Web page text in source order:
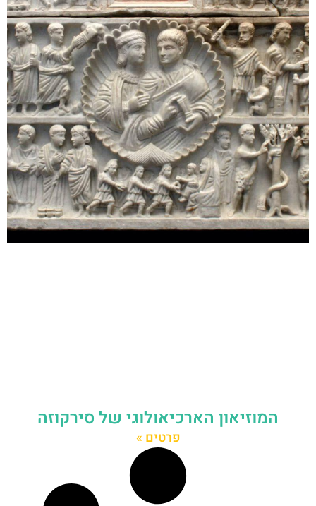
המוזיאון הארכיאולוגי של סירקוזה
פרטים »